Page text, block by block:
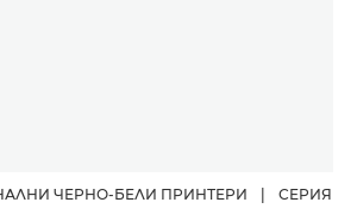
ЧЕРНО-БЕЛИ ПРИНТЕРИ |
СЕРИЯ